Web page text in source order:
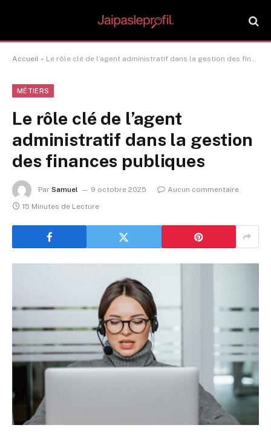
Accueil » Le rôle clé de l’agent administratif dans la gestion des finances publiques
MÉTIERS
Le rôle clé de l’agent
administratif dans la gestion
des finances publiques
Par Samuel 9 octobre 2025
Aucun commentaire
15 Minutes de Lecture